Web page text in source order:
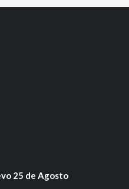
25 de Agosto